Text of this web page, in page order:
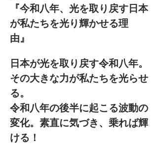
『今和八年、光を取り戻す日本
が私たちを光り輝かせる理
由』
日本が光を取り戻す令和八年。
その大きな力が私たちを光らせ
る。
令和八年の後半に起こる波動の
変化。素直に気づき、乗れば輝
ける！